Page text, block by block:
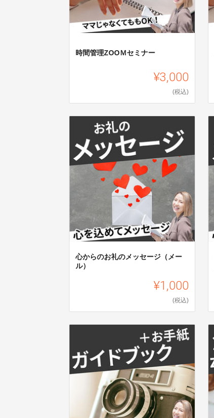
時間管理ZOOＭセミナー
¥3,000
(税込)
心からのお礼のメッセージ（メー
ル）
¥1,000
(税込)